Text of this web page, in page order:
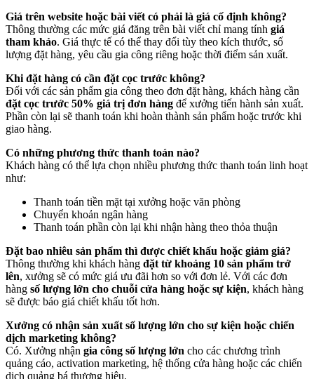
Giá trên website hoặc bài viết có phải là giá cố định không?
Thông thường các mức giá đăng trên bài viết chỉ mang tính giá
tham khảo. Giá thực tế có thể thay đổi tùy theo kích thước, số
lượng đặt hàng, yêu cầu gia công riêng hoặc thời điểm sản xuất.
Khi đặt hàng có cần đặt cọc trước không?
Đối với các sản phẩm gia công theo đơn đặt hàng, khách hàng cần
đặt cọc trước 50% giá trị đơn hàng để xưởng tiến hành sản xuất.
Phần còn lại sẽ thanh toán khi hoàn thành sản phẩm hoặc trước khi
giao hàng.
Có những phương thức thanh toán nào?
Khách hàng có thể lựa chọn nhiều phương thức thanh toán linh hoạt
như:
Thanh toán tiền mặt tại xưởng hoặc văn phòng
Chuyển khoản ngân hàng
Thanh toán phần còn lại khi nhận hàng theo thỏa thuận
Đặt bao nhiêu sản phẩm thì được chiết khấu hoặc giảm giá?
Thông thường khi khách hàng đặt từ khoảng 10 sản phẩm trở
lên, xưởng sẽ có mức giá ưu đãi hơn so với đơn lẻ. Với các đơn
hàng số lượng lớn cho chuỗi cửa hàng hoặc sự kiện, khách hàng
sẽ được báo giá chiết khấu tốt hơn.
Xưởng có nhận sản xuất số lượng lớn cho sự kiện hoặc chiến
dịch marketing không?
Có. Xưởng nhận gia công số lượng lớn cho các chương trình
quảng cáo, activation marketing, hệ thống cửa hàng hoặc các chiến
dịch quảng bá thương hiệu.